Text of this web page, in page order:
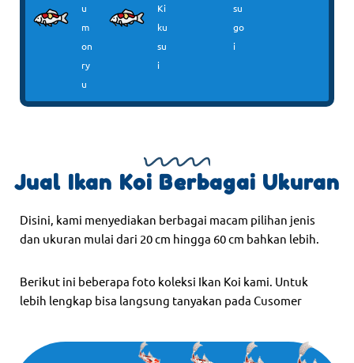
u
m
on
ry
u
Ki
ku
su
i
su
go
i
Jual Ikan Koi Berbagai Ukuran
Disini, kami menyediakan berbagai macam pilihan jenis
dan ukuran mulai dari 20 cm hingga 60 cm bahkan lebih.
Berikut ini beberapa foto koleksi Ikan Koi kami. Untuk
lebih lengkap bisa langsung tanyakan pada Cusomer